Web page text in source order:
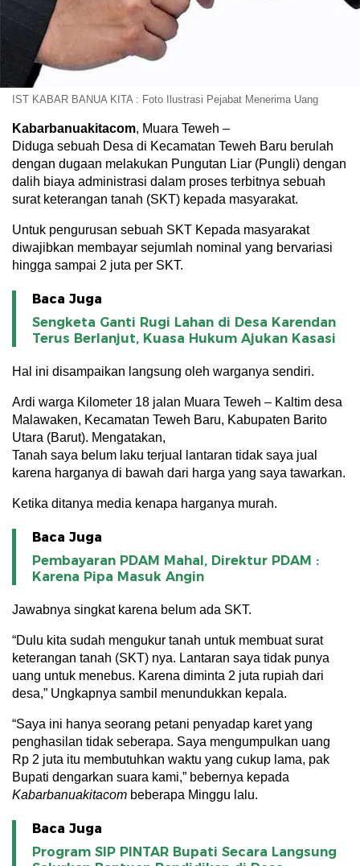
IST KABAR BANUA KITA : Foto Ilustrasi Pejabat Menerima Uang
Kabarbanuakitacom, Muara Teweh –
Diduga sebuah Desa di Kecamatan Teweh Baru berulah
dengan dugaan melakukan Pungutan Liar (Pungli) dengan
dalih biaya administrasi dalam proses terbitnya sebuah
surat keterangan tanah (SKT) kepada masyarakat.
Untuk pengurusan sebuah SKT Kepada masyarakat
diwajibkan membayar sejumlah nominal yang bervariasi
hingga sampai 2 juta per SKT.
Baca Juga
Sengketa Ganti Rugi Lahan di Desa Karendan
Terus Berlanjut, Kuasa Hukum Ajukan Kasasi
Hal ini disampaikan langsung oleh warganya sendiri.
Ardi warga Kilometer 18 jalan Muara Teweh – Kaltim desa
Malawaken, Kecamatan Teweh Baru, Kabupaten Barito
Utara (Barut). Mengatakan,
Tanah saya belum laku terjual lantaran tidak saya jual
karena harganya di bawah dari harga yang saya tawarkan.
Ketika ditanya media kenapa harganya murah.
Baca Juga
Pembayaran PDAM Mahal, Direktur PDAM :
Karena Pipa Masuk Angin
Jawabnya singkat karena belum ada SKT.
“Dulu kita sudah mengukur tanah untuk membuat surat
keterangan tanah (SKT) nya. Lantaran saya tidak punya
uang untuk menebus. Karena diminta 2 juta rupiah dari
desa,” Ungkapnya sambil menundukkan kepala.
“Saya ini hanya seorang petani penyadap karet yang
penghasilan tidak seberapa. Saya mengumpulkan uang
Rp 2 juta itu membutuhkan waktu yang cukup lama, pak
Bupati dengarkan suara kami,” bebernya kepada
Kabarbanuakitacom beberapa Minggu lalu.
Baca Juga
Program SIP PINTAR Bupati Secara Langsung